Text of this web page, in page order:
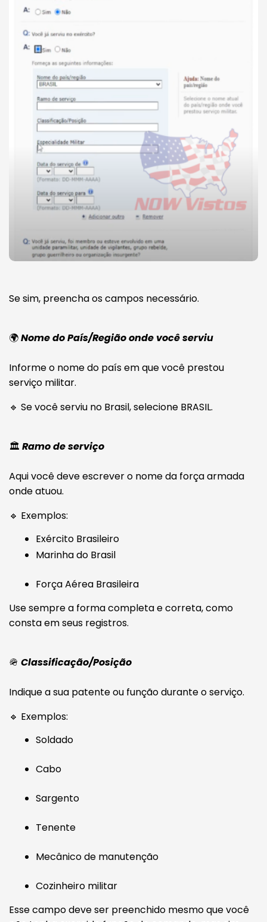
Se sim, preencha os campos necessário.
🌍Nome do País/Região onde você serviu
Informe o nome do país em que você prestou
serviço militar.
🔹 Se você serviu no Brasil, selecione BRASIL.
🏛️ Ramo de serviço
Aqui você deve escrever o nome da força armada
onde atuou.
🔹 Exemplos:
Exército Brasileiro
Marinha do Brasil
Força Aérea Brasileira
Use sempre a forma completa e correta, como
consta em seus registros.
🪖 Classificação/Posição
Indique a sua patente ou função durante o serviço.
🔹 Exemplos:
Soldado
Cabo
Sargento
Tenente
Mecânico de manutenção
Cozinheiro militar
Esse campo deve ser preenchido mesmo que você